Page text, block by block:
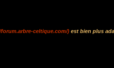
celtique.com/)est bien plus